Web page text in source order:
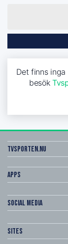
Det finns
besök
Tvsporten.nu
Apps
Social Media
Sites